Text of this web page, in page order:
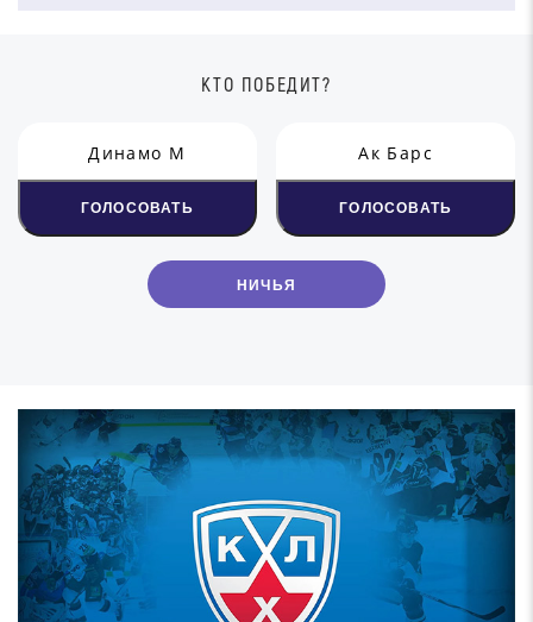
КТО ПОБЕДИТ?
Динамо М
ГОЛОСОВАТЬ
НИЧЬЯ
Ак Барс
ГОЛОСОВАТЬ